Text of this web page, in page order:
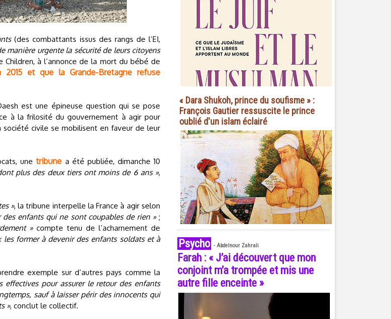
(des combattants issus des rangs de l’EI,
manière urgente la sécurité de leurs citoyens
Children, à l’annonce de la mort du bébé de
et que la Grande-Bretagne refuse
est une épineuse question qui se pose
à la frilosité du gouvernement à agir pour
société civile se mobilisent en faveur de leur
unetribune a été publiée, dimanche 10
plus des deux tiers ont moins de 6 ans »,
», la tribune interpelle la France à agir selon
enfants qui ne sont coupables de rien »;
»compte tenu de l’acharnement de
les former à devenir des enfants soldats et à
exemple sur d’autres pays comme la
effectives pour assurer le retour des enfants
sauf à laisser périr des innocents qui
», conclut le collectif.
« Dara Shukoh, prince du soufisme » :
François Gautier ressuscite le prince
oublié d'un islam éclairé
Psycho - Abdelnour Zahrali
Farah : « J’ai découvert que mon
conjoint m’a trompée et mis une
autre fille enceinte »